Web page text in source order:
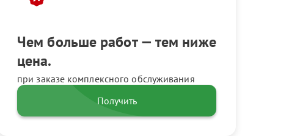
Чем больше работ — тем ниже
цена.
при заказе комплексного обслуживания
Получить